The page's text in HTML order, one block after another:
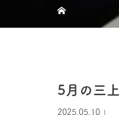
5月の三
2025.05.10